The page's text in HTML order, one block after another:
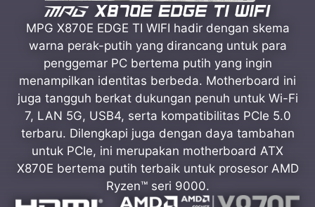
MPG X870E EDGE TI WIFI hadir dengan skema
warna perak-putih yang dirancang untuk para
penggemar PC bertema putih yang ingin
menampilkan identitas berbeda. Motherboard ini
juga tangguh berkat dukungan penuh untuk Wi-Fi
7, LAN 5G, USB4, serta kompatibilitas PCIe 5.0
terbaru. Dilengkapi juga dengan daya tambahan
untuk PCIe, ini merupakan motherboard ATX
X870E bertema putih terbaik untuk prosesor AMD
Ryzen™ seri 9000.